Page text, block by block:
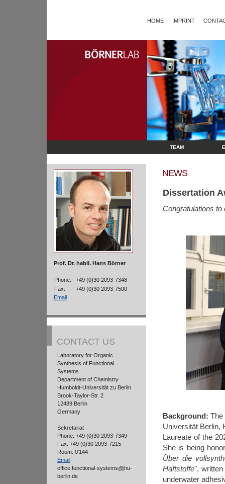
HOME IMPRINT
TEAM
Prof. Dr. habil. Hans Börner
Phone:
+49 (0)30 2093-7348
Fax:
+49 (0)30 2093-7500
Email
CONTACT US
Laboratory for Organic
Synthesis of Functional
Systems
Department of Chemistry
Humboldt-Universität zu Berlin
Brook-Taylor-Str. 2
12489 Berlin
Germany
Sekretariat
Phone: +49 (0)30 2093-7349
Fax: +49 (0)30 2093-7215
Room: 0'144
Email
office.functional-systems
hu-
berlin.de
NEWS
Dissertation
Congratulations to
Background: The
Universität Berlin,
Laureate of the
She is being
Über die
Haftstoffe",
underwater